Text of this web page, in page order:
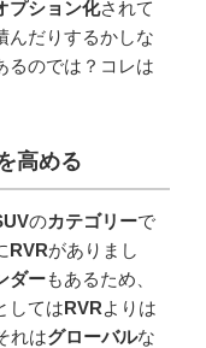
プション化されて
んだりするかしな
るのでは？コレは
高める
のカテゴリーで
RVRがありまし
ダーもあるため、
してはRVRよりは
れはグローバルな